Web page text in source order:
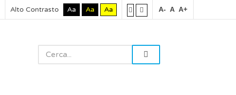
Alto Contrasto Aa Aa Aa A- A A+